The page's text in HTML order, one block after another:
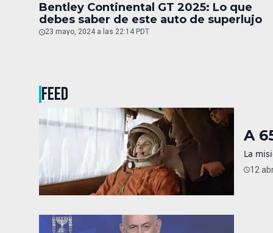
Bentley Continental GT 2025: Lo que
debes saber de este auto de superlujo
23 mayo, 2024 a las 22:14 PDT
FEED
A
La
12